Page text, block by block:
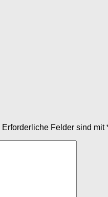
Erforderliche Felder sind mit